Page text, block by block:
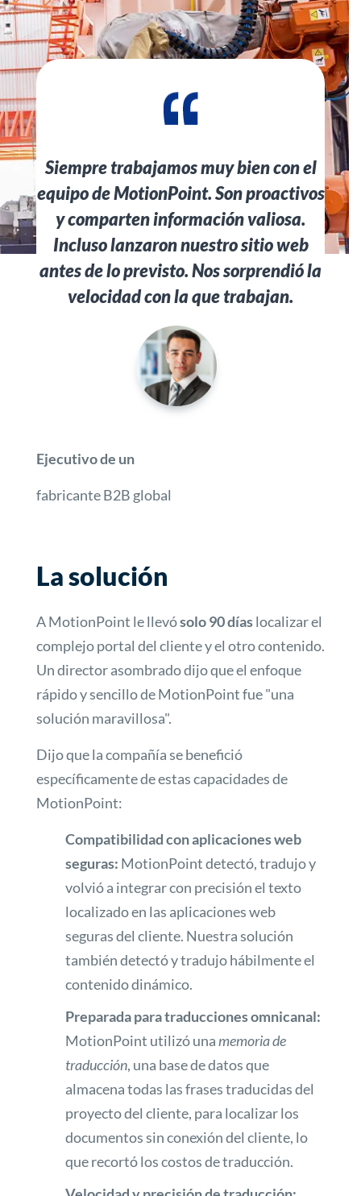
Siempre trabajamos muy bien con el
equipo de MotionPoint. Son proactivos
y comparten información valiosa.
Incluso lanzaron nuestro sitio web
antes de lo previsto. Nos sorprendió la
velocidad con la que trabajan.
Ejecutivo de un
fabricante B2B global
La solución
A MotionPoint le llevósolo 90 díaslocalizar el
complejo portal del cliente y el otro contenido.
Un director asombrado dijo que el enfoque
rápido y sencillo de MotionPoint fue "una
solución maravillosa".
Dijo que la compañía se benefició
específicamente de estas capacidades de
MotionPoint:
Compatibilidad con aplicaciones web
seguras: MotionPoint detectó, tradujo y
volvió a integrar con precisión el texto
localizado en las aplicaciones web
seguras del cliente. Nuestra solución
también detectó y tradujo hábilmente el
contenido dinámico.
Preparada para traducciones omnicanal:
MotionPoint utilizó unamemoria de
traducción, una base de datos que
almacena todas las frases traducidas del
proyecto del cliente, para localizar los
documentos sin conexión del cliente, lo
que recortó los costos de traducción.